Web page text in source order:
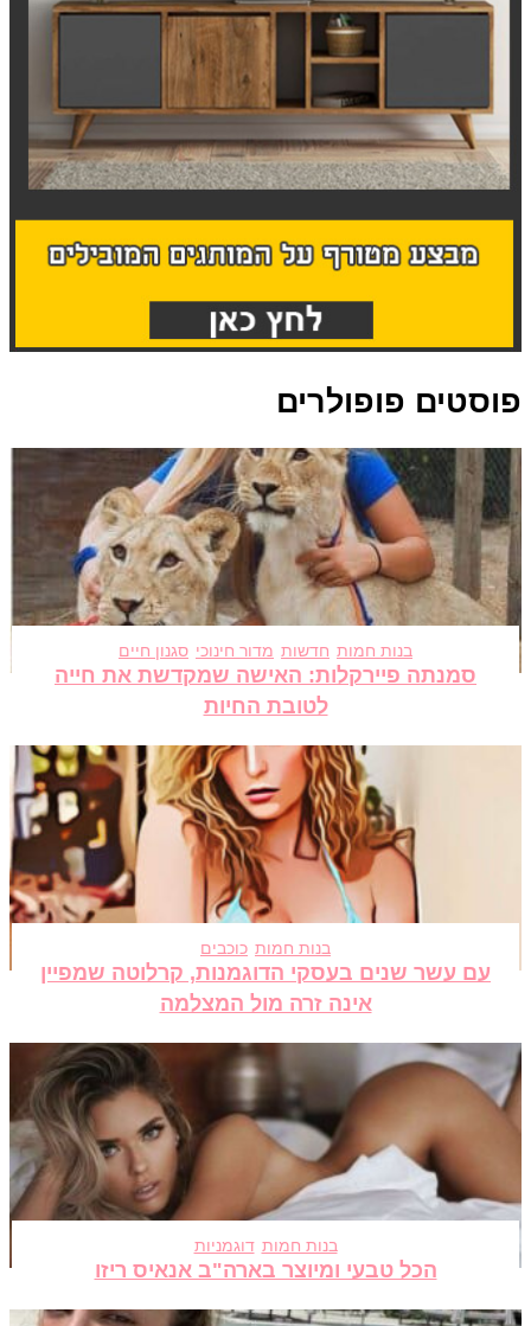
פופולרים
בנות חמות חדשות מדור חינוכי סגנון חיים
סמנתה פיירקלות: האישה שמקדשת את חייה
לטובת החיות
בנות חמות כוכבים
עם עשר שנים בעסקי הדוגמנות, קרלוטה שמפיין
אינה זרה מול המצלמה
בנות חמות דוגמניות
הכל טבעי ומיוצר בארה"ב אנאיס ריזו